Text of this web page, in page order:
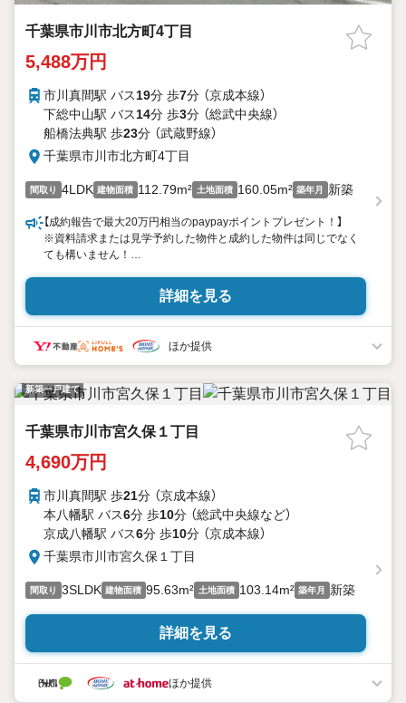
千葉県市川市北方町4丁目
5,488万円
市川真間駅 バス19分 歩7分 （京成本線）
下総中山駅 バス14分 歩3分 （総武中央線）
船橋法典駅 歩23分 （武蔵野線）
千葉県市川市北方町4丁目
間取り 4LDK 建物面積 112.79m² 土地面積 160.05m² 築年月 新築
【成約報告で最大20万円相当のpaypayポイントプレゼント！】
※資料請求または見学予約した物件と成約した物件は同じでなく
ても構いません！
【市川市北方町5期 Grace×Terrace】
収納豊富！約23帖の広いLDK！デザイナー監修の新築物件♪
・カースペース2台分完備
・土間収納＋リネン庫＋WIC2つ付きで収納量豊富
・ワイドバルコニーで洗濯物をたっぷり干せる
・約23帖の広いLDKにはおしゃれなカフェカウンター付
◆周辺環境
・市川市立北方小学校 … 徒歩7分
・大野中央病院 健康管理センター … 徒歩16分
◆備考
・清掃用地持分:8分の1あり
・電波障害等によるケーブルテレビ、共聴アンテナの申込はお客
様負担
・網戸/カーテンレール/TVアンテナはオプション
・司法書士/土地家屋調査士は売主指定
◇変動金利0.695％◇11疾病団信付き※諸条件あり
上記ご相談可能です！
詳細を見る
ほか提供
新築一戸建て
千葉県市川市宮久保１丁目
4,690万円
市川真間駅 歩21分 （京成本線）
本八幡駅 バス6分 歩10分 （総武中央線など）
京成八幡駅 バス6分 歩10分 （京成本線）
千葉県市川市宮久保１丁目
間取り 3SLDK 建物面積 95.63m² 土地面積 103.14m² 築年月 新築
詳細を見る
ほか提供